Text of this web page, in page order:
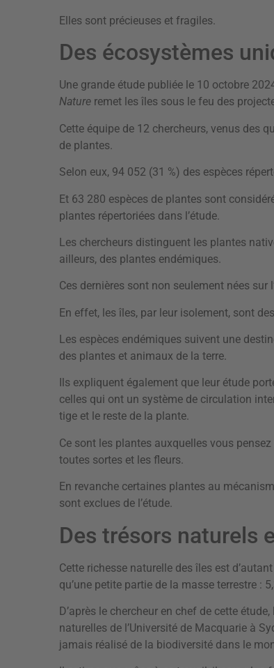
Elles sont précieuses et fragiles.
Des écosystèmes
Une grande étude publiée le 10 octobre
Nature remet les îles sous le feu des
Cette équipe de 12 chercheurs, venus des
de plantes.
Selon eux, 94 052 (31 %) des espèces
Et 63 280 espèces de plantes sont
plantes répertoriées dans l’étude.
Les chercheurs distinguent les plantes
ailleurs, des plantes endémiques.
Ces dernières sont non seulement nées sur
En effet, les îles, par leur isolement, sont
Les espèces endémiques suivent une
des plantes et animaux de la terre.
Ils expliquent également que leur étude
celles qui ont un système de circulation
tige et le reste de la plante.
Ce sont les plantes auxquelles vous
toutes sortes et les fleurs.
En revanche certaines plantes au
sont exclues de l’étude.
Des trésors naturels
Cette richesse naturelle des îles est
qu’une petite partie de la masse terrestre :
D’après le chercheur en chef de cette
naturelles de l’Université de Macquarie à
jamais réalisé de la biodiversité dans le